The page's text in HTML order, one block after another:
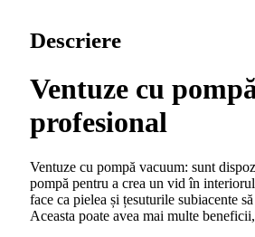
Descriere
Ventuze cu
profesional
Ventuze cu pompă vacuum: sunt
pompă pentru a crea un vid în
face ca pielea și țesuturile subiacente
Aceasta poate avea mai multe